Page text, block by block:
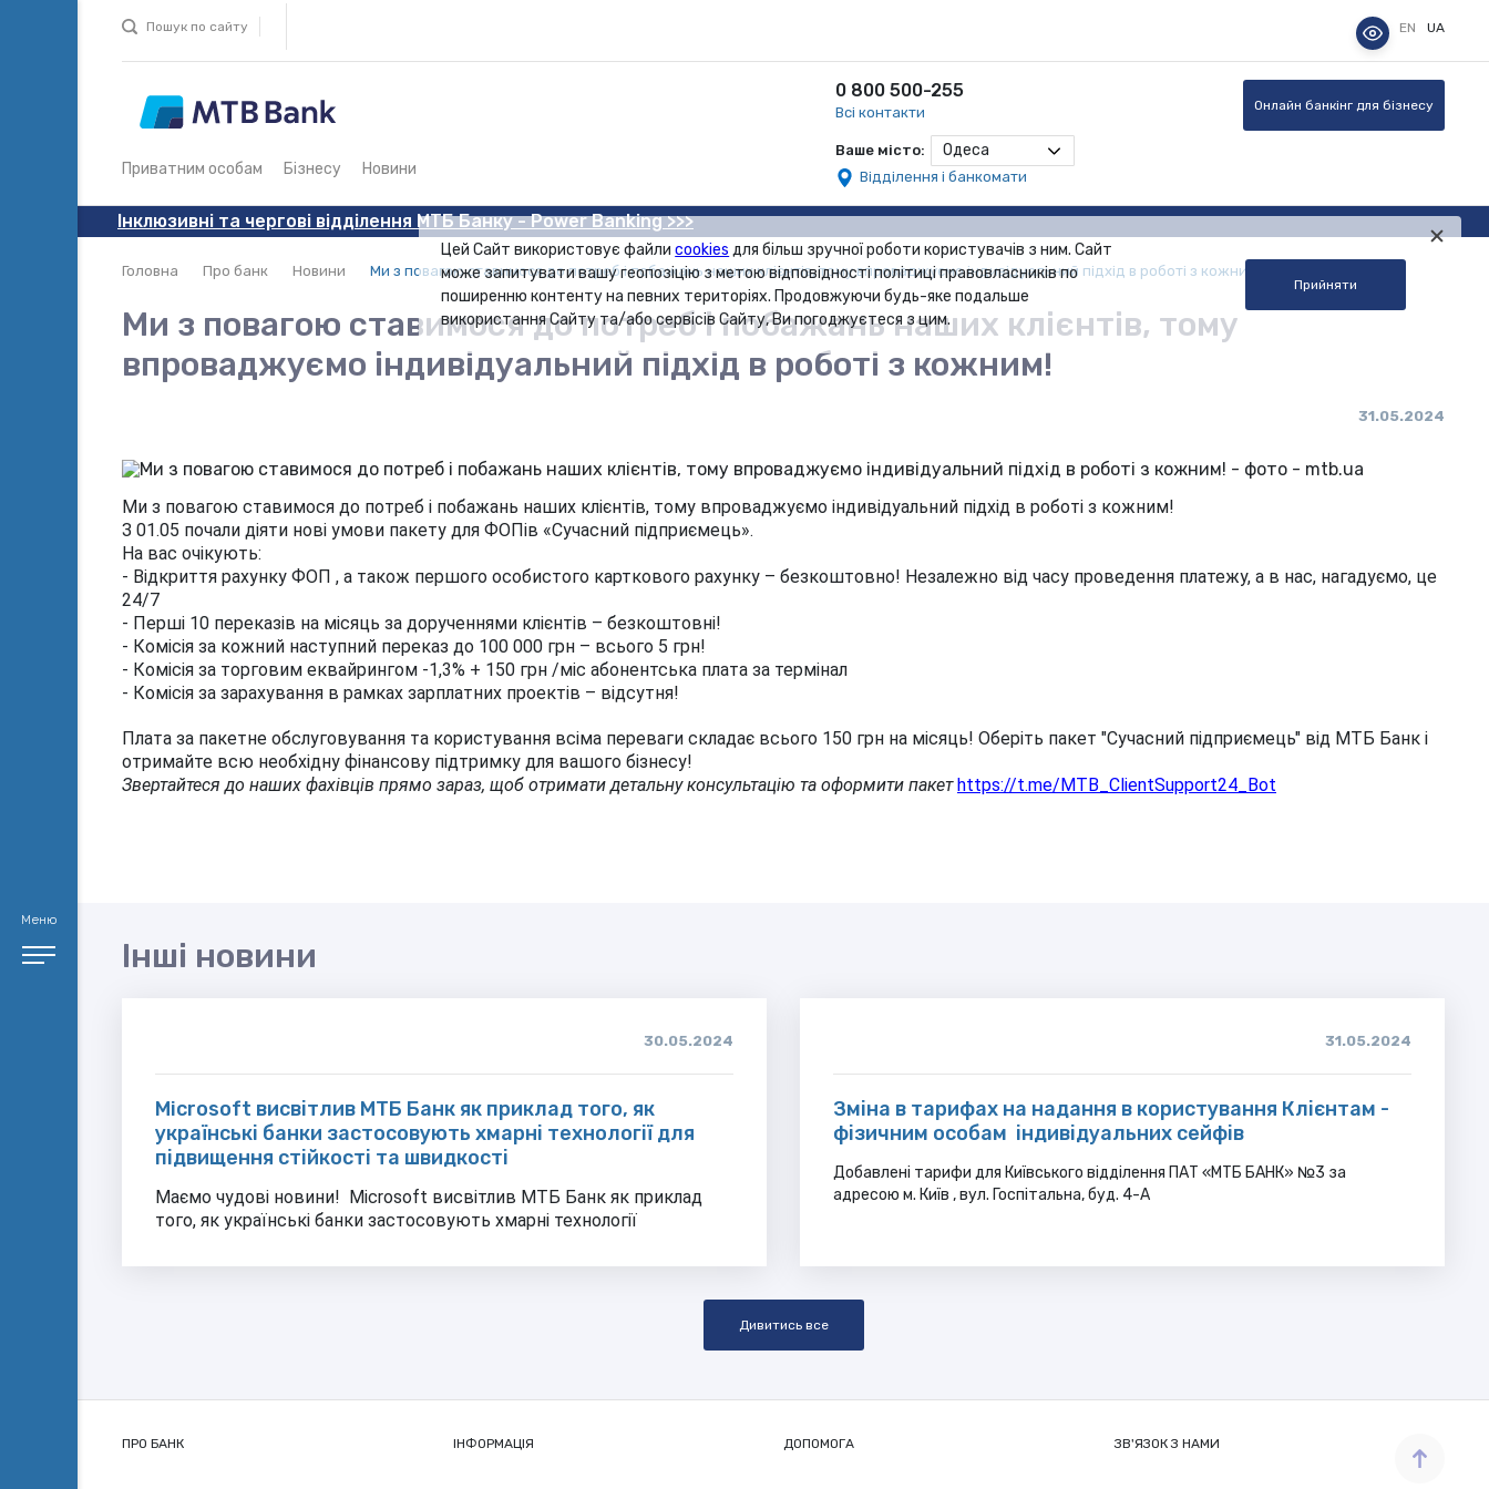
Меню
Пошук по сайту EN UA
Приватним особам Бізнесу Новини
0 800 500-255
Всі контакти
Ваше місто: Одеса
Відділення і банкомати
Онлайн банкінг для бізнесу
Інклюзивні та чергові відділення МТБ Банку - Power Banking >>>
Головна Про банк Новини Ми з повагою ставимося до потреб і побажань наших клієнтів, тому впроваджуємо індивідуальний підхід в роботі з кожним!
Ми з повагою ставимося до потреб і побажань наших клієнтів, тому
впроваджуємо індивідуальний підхід в роботі з кожним!
31.05.2024
Ми з повагою ставимося до потреб і побажань наших клієнтів, тому впроваджуємо індивідуальний підхід в роботі з кожним!
З 01.05 почали діяти нові умови пакету для ФОПів «Сучасний підприємець».
На вас очікують:
- Відкриття рахунку ФОП , а також першого особистого карткового рахунку – безкоштовно! Незалежно від часу проведення платежу, а в нас, нагадуємо, це
24/7
- Перші 10 переказів на місяць за дорученнями клієнтів – безкоштовні!
- Комісія за кожний наступний переказ до 100 000 грн – всього 5 грн!
- Комісія за торговим еквайрингом -1,3% + 150 грн /міс абонентська плата за термінал
- Комісія за зарахування в рамках зарплатних проектів – відсутня!
Плата за пакетне обслуговування та користування всіма переваги складає всього 150 грн на місяць! Оберіть пакет "Сучасний підприємець" від МТБ Банк і
отримайте всю необхідну фінансову підтримку для вашого бізнесу!
Звертайтеся до наших фахівців прямо зараз, щоб отримати детальну консультацію та оформити пакет https://t.me/MTB_ ClientSupport24_Bot
Інші новини
30.05.2024
Microsoft висвітлив МТБ Банк як приклад того, як
українські банки застосовують хмарні технології для
підвищення стійкості та швидкості
Маємо чудові новини! Microsoft висвітлив МТБ Банк як приклад
того, як українські банки застосовують хмарні технології
31.05.2024
Зміна в тарифах на надання в користування Клієнтам -
фізичним особам індивідуальних сейфів
Добавлені тарифи для Київського відділення ПАТ «МТБ БАНК» №3 за
адресою м. Київ , вул. Госпітальна, буд. 4-А
Дивитись все
Цей Сайт використовує файлиcookies для більш зручної роботи користувачів з ним. Сайт
може запитувати вашу геопозіцію з метою відповідності політиці правовласників по
поширенню контенту на певних територіях. Продовжуючи будь-яке подальше
використання Сайту та/або сервісів Сайту, Ви погоджуєтеся з цим.
Прийняти
ПРО БАНК ІНФОРМАЦІЯ ДОПОМОГА ЗВ'ЯЗОК З НАМИ